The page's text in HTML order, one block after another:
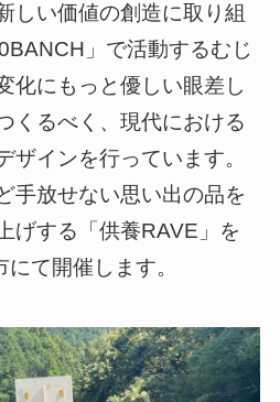
しい価値の創造に取り組
」で活動するむじ
化にもっと優しい眼差し
くるべく、現代における
ザインを行っています。
手放せない思い出の品を
げする「供養RAVE」を
て開催します。